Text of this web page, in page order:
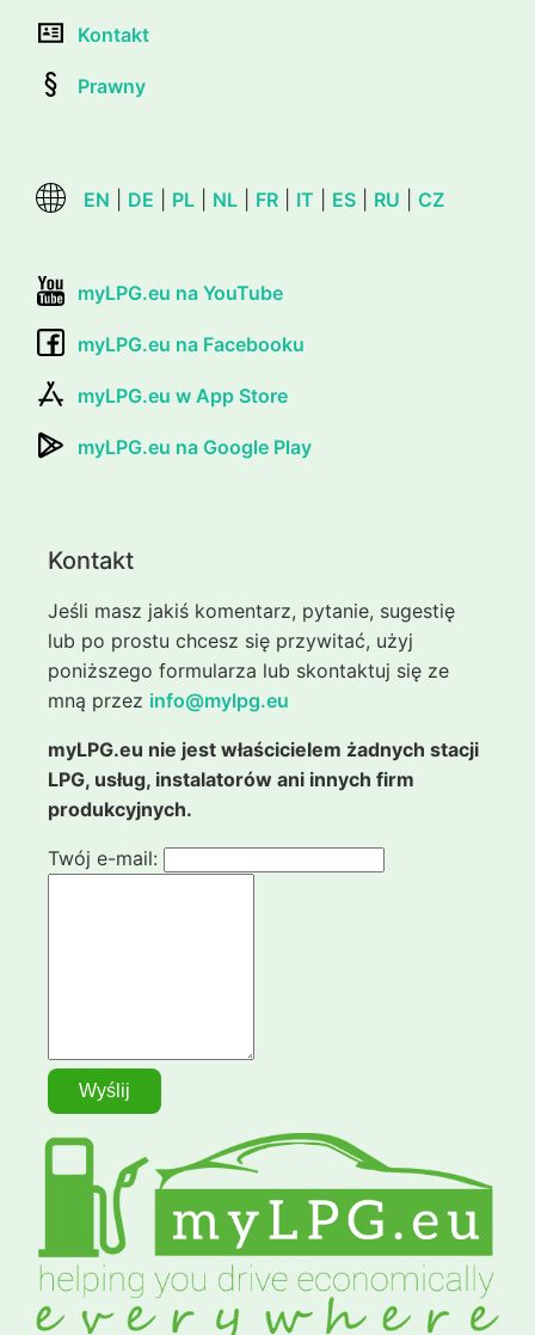
Kontakt
Prawny
EN DE PL NL FR IT ES RU CZ
myLPG.eu na YouTube
myLPG.eu na Facebooku
myLPG.eu w App Store
myLPG.eu na Google Play
Kontakt
Jeśli masz jakiś komentarz, pytanie, sugestię
lub po prostu chcesz się przywitać, użyj
poniższego formularza lub skontaktuj się ze
mną przez info@mylpg.eu
myLPG.eu nie jest właścicielem żadnych stacji
LPG, usług, instalatorów ani innych firm
produkcyjnych.
Twój e-mail: